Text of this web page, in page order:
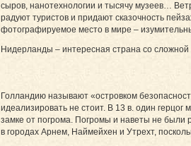
сыров, нанотехнологии и тысячу музеев…
радуют туристов и придают сказочность
фотографируемое место в мире –
Нидерланды – интересная страна со
Голландию называют «островком
идеализировать не стоит. В 13 в. один герцог
замке от погрома. Погромы и наветы не были
в городах Арнем, Наймейхен и Утрехт,